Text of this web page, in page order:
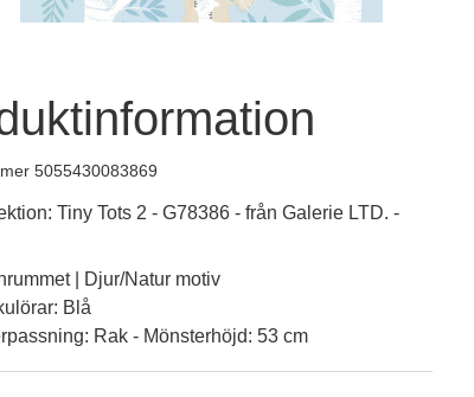
5055430083869
Tiny Tots 2 - G78386 - från Galerie LTD. -
| Djur/Natur motiv
Blå
Rak - Mönsterhöjd: 53 cm